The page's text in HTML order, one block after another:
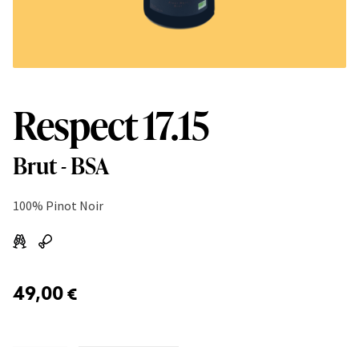
Respect 17.15
Brut - BSA
100% Pinot Noir
49,00€